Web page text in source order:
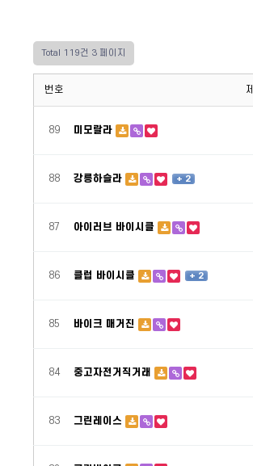
Total 119건 3 페이지
번호
89 미모랄라
88 강릉하슬라 + 2
87 아이러브 바이시클
86 클럽 바이시클 + 2
85 바이크 매거진
84 중고자전거직거래
83 그린레이스